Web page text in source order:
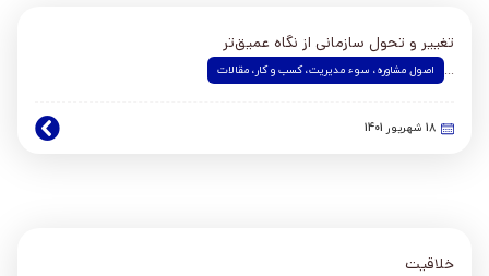
اصول مشاوره، سوء مدیریت،کسب و کار ، مقالات
تغییر و تحول سازمانی از نگاه عمیق‌تر
...
18 شهریور 1401
خلاقیت